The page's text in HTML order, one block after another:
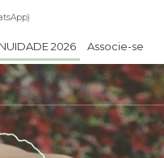
2026 Associe-se